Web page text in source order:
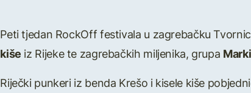
Peti tjedan RockOff festivala u zagrebačku
kiše iz Rijeke te zagrebačkih miljenika, grupa
Riječki punkeri iz benda Krešo i kisele kiše